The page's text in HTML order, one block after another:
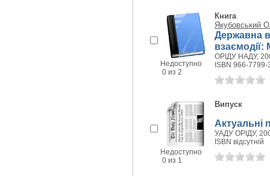
Недоступно
0 из 2
Книга
Якубовський
Державна
взаємодії:
ОРІДУ НАДУ,
ISBN 966-7799-
Недоступно
0 из 1
Випуск
Актуальні
УАДУ ОРІДУ,
ISBN відсутній